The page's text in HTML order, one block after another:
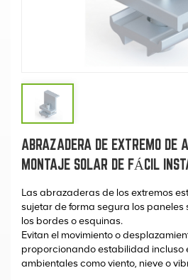
ABRAZADERA DE EXTREMO DE
MONTAJE SOLAR DE FÁCIL
Las abrazaderas de los extremos
sujetar de forma segura los paneles
los bordes o esquinas.
Evitan el movimiento o
proporcionando estabilidad incluso
ambientales como viento, nieve o